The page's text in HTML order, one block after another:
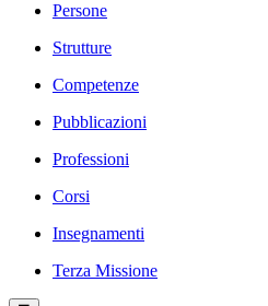
Persone
Strutture
Competenze
Pubblicazioni
Professioni
Corsi
Insegnamenti
Terza Missione